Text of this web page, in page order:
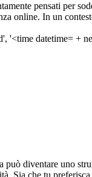
pensati per
online. In un
diventare uno
Sia che tu